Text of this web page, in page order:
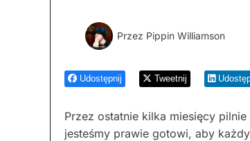
Przez Pippin Williamson
Udostępnij Tweetnij
Przez ostatnie kilka miesięcy
jesteśmy prawie gotowi, aby